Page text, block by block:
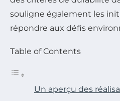
souligne également les
répondre aux défis
Table of Contents
Un aperçu des